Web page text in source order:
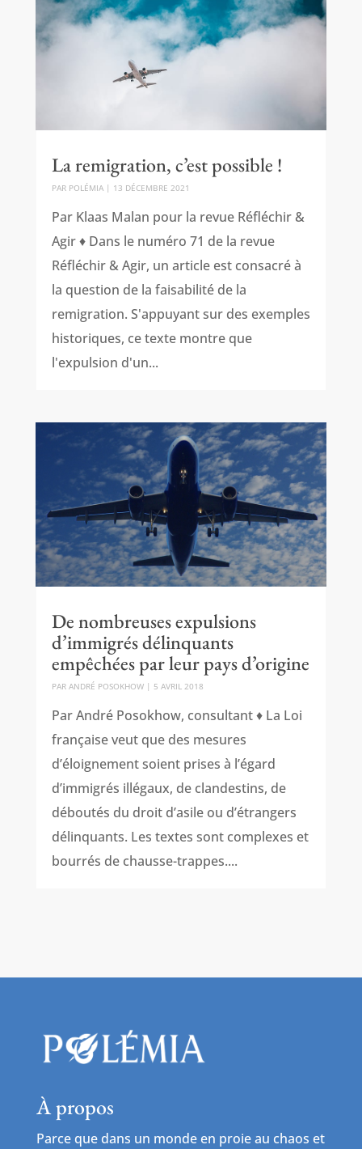
La remigration, c’est possible !
PAR POLÉMIA| 13 DÉCEMBRE 2021
Par Klaas Malan pour la revue Réfléchir &
Agir ♦ Dans le numéro 71 de la revue
Réfléchir & Agir, un article est consacré à
la question de la faisabilité de la
remigration. S'appuyant sur des exemples
historiques, ce texte montre que
l'expulsion d'un...
De nombreuses expulsions
d’immigrés délinquants
empêchées par leur pays d’origine
PAR ANDRÉ POSOKHOW| 5 AVRIL 2018
Par André Posokhow, consultant ♦ La Loi
française veut que des mesures
d’éloignement soient prises à l’égard
d’immigrés illégaux, de clandestins, de
déboutés du droit d’asile ou d’étrangers
délinquants. Les textes sont complexes et
bourrés de chausse-trappes....
À propos
Parce que dans un monde en proie au chaos et